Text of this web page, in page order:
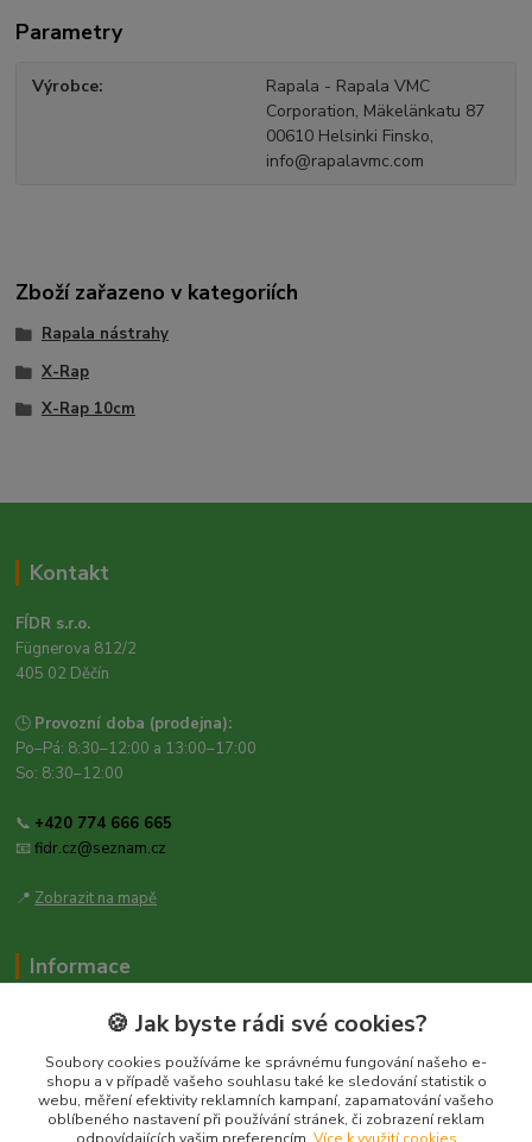
Parametry
Výrobce
Rapala - Rapala VMC
Corporation, Mäkelänkatu 87
00610 Helsinki Finsko,
info@rapalavmc.com
Zboží zařazeno v kategoriích
Rapala nástrahy
X-Rap
X-Rap 10cm
Kontakt
FÍDR s.r.o.
Fügnerova 812/2
405 02 Děčín
🕒 Provozní doba (prodejna):
Po–Pá: 8:30–12:00 a 13:00–17:00
So: 8:30–12:00
📞 +420 774 666 665
📧fidr.cz@seznam.cz
📍 Zobrazit na mapě
Informace
Zásady ochrany osobních údajů
Kontakt
Obecné nařízení o bezpečnosti produktů (GPSR), Regulation (EU)
2023/988
🍪 Jak byste rádi své cookies?
Soubory cookies používáme ke správnému fungování našeho e-
shopu a v případě vašeho souhlasu také ke sledování statistik o
webu, měření efektivity reklamních kampaní, zapamatování vašeho
oblíbeného nastavení při používání stránek, či zobrazení reklam